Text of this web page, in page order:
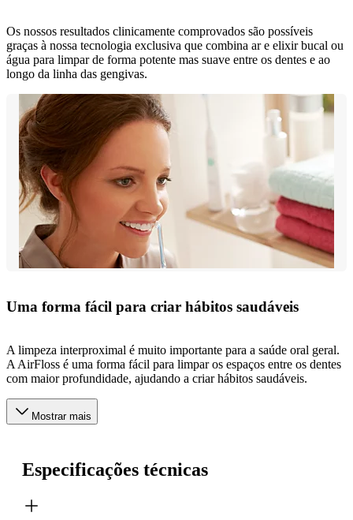
Os nossos resultados clinicamente comprovados são possíveis
graças à nossa tecnologia exclusiva que combina ar e elixir bucal ou
água para limpar de forma potente mas suave entre os dentes e ao
longo da linha das gengivas.
Uma forma fácil para criar hábitos saudáveis
A limpeza interproximal é muito importante para a saúde oral geral.
A AirFloss é uma forma fácil para limpar os espaços entre os dentes
com maior profundidade, ajudando a criar hábitos saudáveis.
Mostrar mais
Especificações técnicas